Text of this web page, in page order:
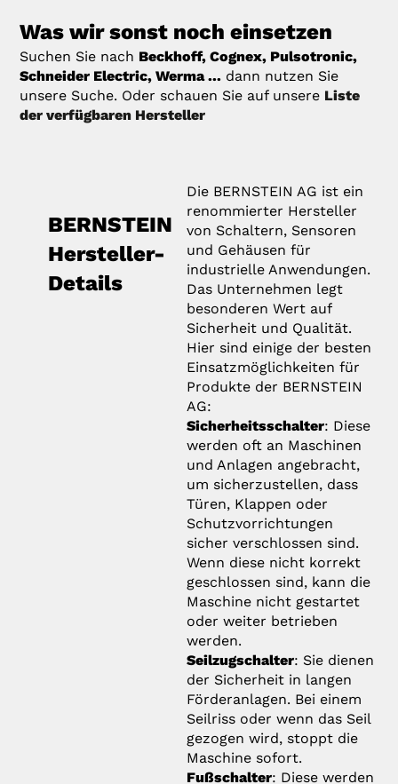
Was wir sonst noch einsetzen
Suchen Sie nach Beckhoff, Cognex, Pulsotronic,
Schneider Electric, Werma ... dann nutzen Sie
unsere Suche. Oder schauen Sie auf unsere Liste
der verfügbaren Hersteller
BERNSTEIN
Hersteller-
Details
Die BERNSTEIN AG ist ein
renommierter Hersteller
von Schaltern, Sensoren
und Gehäusen für
industrielle Anwendungen.
Das Unternehmen legt
besonderen Wert auf
Sicherheit und Qualität.
Hier sind einige der besten
Einsatzmöglichkeiten für
Produkte der BERNSTEIN
AG:
Sicherheitsschalter: Diese
werden oft an Maschinen
und Anlagen angebracht,
um sicherzustellen, dass
Türen, Klappen oder
Schutzvorrichtungen
sicher verschlossen sind.
Wenn diese nicht korrekt
geschlossen sind, kann die
Maschine nicht gestartet
oder weiter betrieben
werden.
Seilzugschalter: Sie dienen
der Sicherheit in langen
Förderanlagen. Bei einem
Seilriss oder wenn das Seil
gezogen wird, stoppt die
Maschine sofort.
Fußschalter: Diese werden